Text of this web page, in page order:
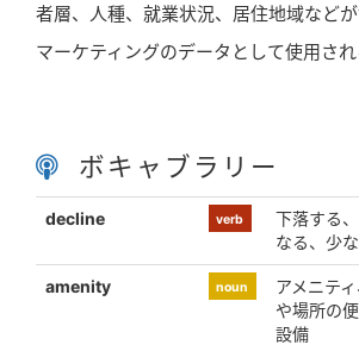
者層、人種、就業状況、居住地域など
マーケティングのデータとして使用さ
ボキャブラリー
decline verb
下落する
なる、少
amenity noun
アメニテ
や場所の
設備